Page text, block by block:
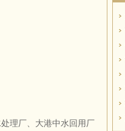
理厂、大港中水回用厂